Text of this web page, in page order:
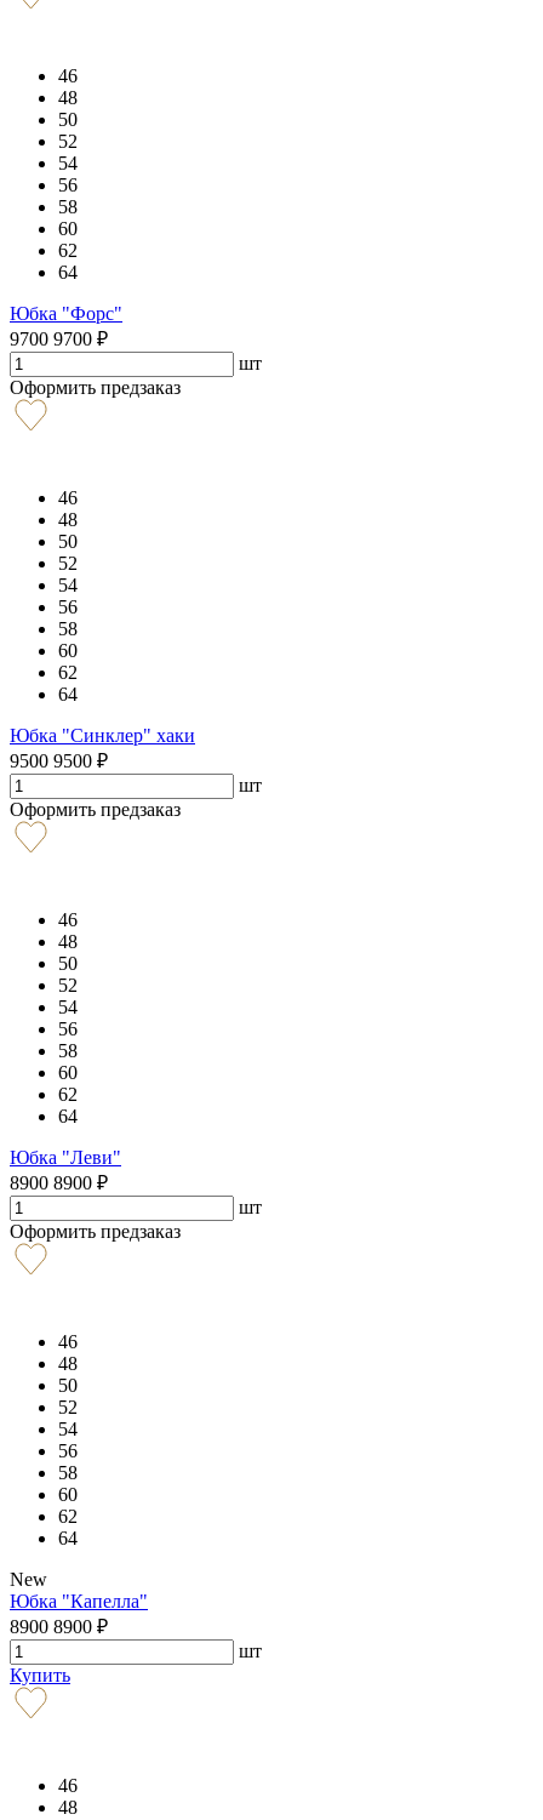
46
48
50
52
54
56
58
60
62
64
Юбка "Форс"
9700 9700 ₽
шт
Оформить предзаказ
46
48
50
52
54
56
58
60
62
64
Юбка "Синклер" хаки
9500 9500 ₽
шт
Оформить предзаказ
46
48
50
52
54
56
58
60
62
64
Юбка "Леви"
8900 8900 ₽
шт
Оформить предзаказ
46
48
50
52
54
56
58
60
62
64
New
Юбка "Капелла"
8900 8900 ₽
шт
Купить
46
48